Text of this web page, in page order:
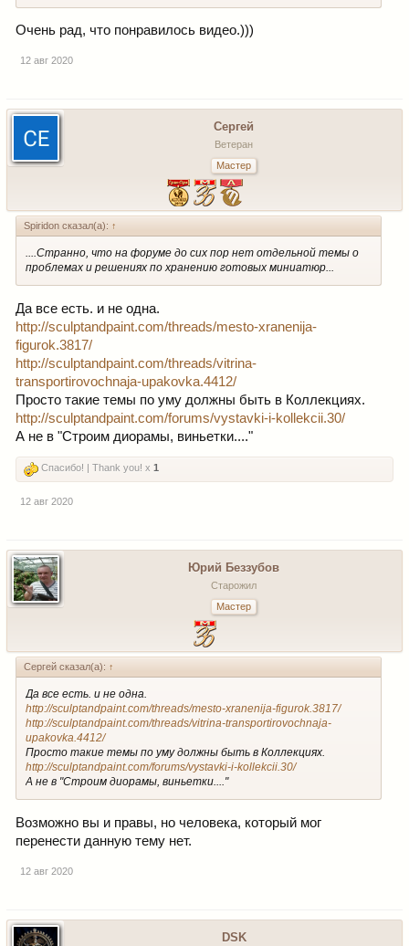
Очень рад, что понравилось видео.)))
12 авг 2020
Сергей
Ветеран
Мастер
Spiridon сказал(а): ↑
....Странно, что на форуме до сих пор нет отдельной темы о
проблемах и решениях по хранению готовых миниатюр...
Да все есть. и не одна.
http://sculptandpaint.com/threads/mesto-xranenija-
figurok.3817/
http://sculptandpaint.com/threads/vitrina-
transportirovochnaja-upakovka.4412/
Просто такие темы по уму должны быть в Коллекциях.
http://sculptandpaint.com/forums/vystavki-i-kollekcii.30/
А не в "Строим диорамы, виньетки...."
Спасибо! | Thank you! x 1
12 авг 2020
Юрий Беззубов
Старожил
Мастер
Сергей сказал(а): ↑
Да все есть. и не одна.
http://sculptandpaint.com/threads/mesto-xranenija-figurok.3817/
http://sculptandpaint.com/threads/vitrina-transportirovochnaja-
upakovka.4412/
Просто такие темы по уму должны быть в Коллекциях.
http://sculptandpaint.com/forums/vystavki-i-kollekcii.30/
А не в "Строим диорамы, виньетки...."
Возможно вы и правы, но человека, который мог
перенести данную тему нет.
12 авг 2020
DSK